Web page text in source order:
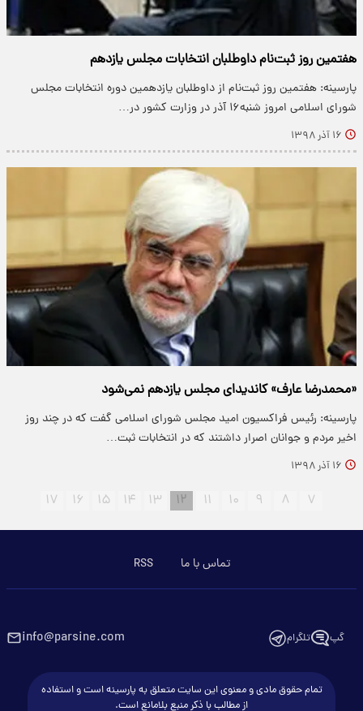
هفتمین روز ثبت‌نام داوطلبان انتخابات مجلس یازدهم
پارسینه: هفتمین روز ثبت‌نام از داوطلبان یازدهمین دوره انتخابات مجلس
شورای اسلامی امروز شنبه۱۶ آذر در وزارت کشور در…
۱۶ آذر ۱۳۹۸
«محمدرضا عارف» کاندیدای مجلس یازدهم نمی‌شود
پارسینه: رئیس فراکسیون امید مجلس شورای اسلامی گفت که در چند روز
اخیر مردم و جوانان اصرار داشتند که در انتخابات ثبت…
۱۶ آذر ۱۳۹۸
۷ ۸ ۹ ۱۰ ۱۱ ۱۲ ۱۳ ۱۴ ۱۵ ۱۶ ۱۷
تماس با ما RSS
گپ تلگرام info@parsine.com
تمام حقوق مادی و معنوی این سایت متعلق به پارسینه است و استفاده
از مطالب با ذکر منبع بلامانع است.